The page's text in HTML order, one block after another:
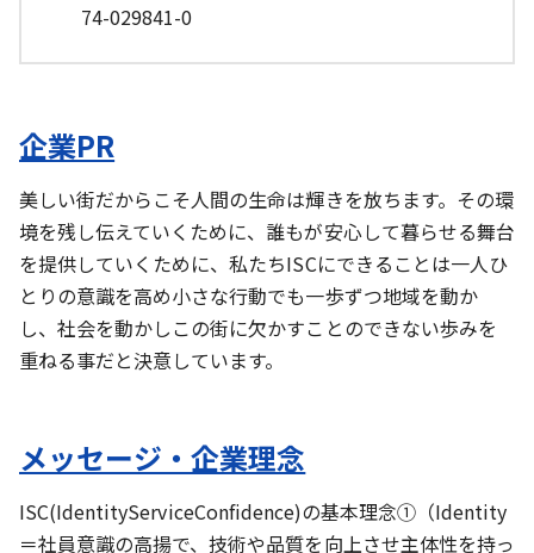
74-029841-0
企業PR
美しい街だからこそ人間の生命は輝きを放ちます。その環
境を残し伝えていくために、誰もが安心して暮らせる舞台
を提供していくために、私たちISCにできることは一人ひ
とりの意識を高め小さな行動でも一歩ずつ地域を動か
し、社会を動かしこの街に欠かすことのできない歩みを
重ねる事だと決意しています。
メッセージ・企業理念
ISC(IdentityServiceConfidence)の基本理念①（Identity
＝社員意識の高揚で、技術や品質を向上させ主体性を持っ